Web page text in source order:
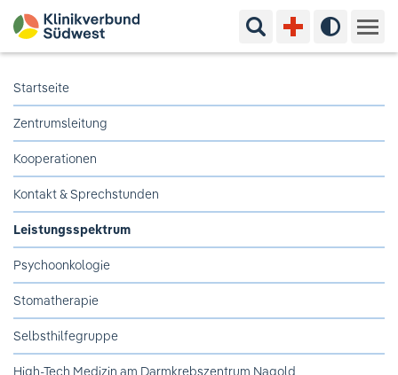
Suchbegriff eingeben
Hoher
Ihr Aufenthalt
Jobs & Karriere
Der Klinikverbund Südwest
Startseite
Zentrumsleitung
Kooperationen
Kontakt & Sprechstunden
Leistungsspektrum
Psychoonkologie
Stomatherapie
Selbsthilfegruppe
High-Tech Medizin am Darmkrebszentrum Nagold